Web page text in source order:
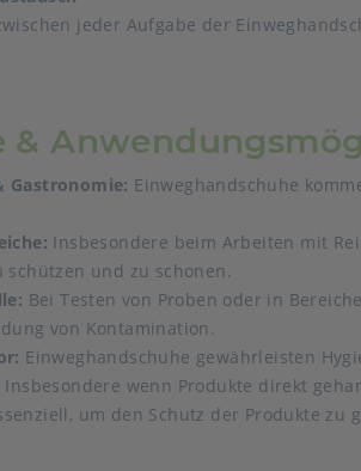
jeder Aufgabe der
&
Gastronomie: Einweghandschuhe
: Insbesondere beim Arbeiten mit
schützen und zu schonen.
e: Bei Testen von Proben oder in
von Kontamination.
r: Einweghandschuhe gewährleisten
Insbesondere wenn Produkte direkt
um den Schutz der Produkte zu